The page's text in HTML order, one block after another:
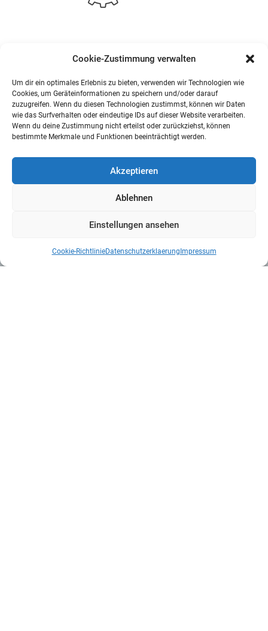
Cookie-Zustimmung verwalten
Um dir ein optimales Erlebnis zu bieten, verwenden wir Technologien wie
Cookies, um Geräteinformationen zu speichern und/oder darauf
zuzugreifen. Wenn du diesen Technologien zustimmst, können wir Daten
wie das Surfverhalten oder eindeutige IDs auf dieser Website verarbeiten.
Wenn du deine Zustimmung nicht erteilst oder zurückziehst, können
bestimmte Merkmale und Funktionen beeinträchtigt werden.
Akzeptieren
Ablehnen
Einstellungen ansehen
Cookie-RichtlinieDatenschutzerklaerung Impressum